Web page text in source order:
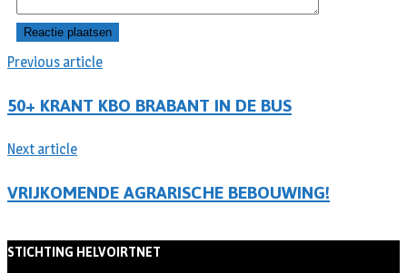
Previous article
50+ KRANT KBO BRABANT IN DE BUS
Next article
VRIJKOMENDE AGRARISCHE BEBOUWING!
STICHTING HELVOIRTNET